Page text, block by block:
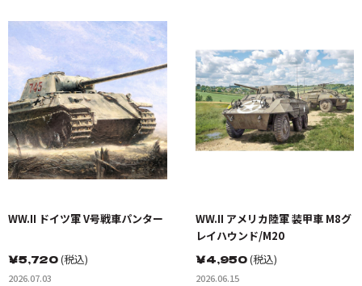
WW.II ドイツ軍 V号戦車パンター
￥5,720(税込)
2026.07.03
WW.II アメリカ陸軍 装甲車 M8グ
レイハウンド/M20
￥4,950(税込)
2026.06.15